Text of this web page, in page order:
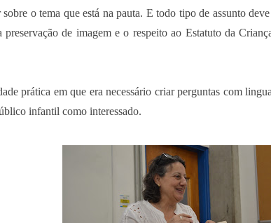
o tema que está na pauta. E todo tipo de assunto
de imagem e o respeito ao Estatuto da
prática em que era necessário criar perguntas com
infantil como interessado.